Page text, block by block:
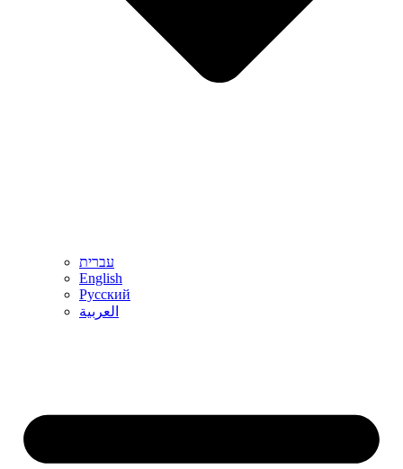
עברית
English
Русский
العربية